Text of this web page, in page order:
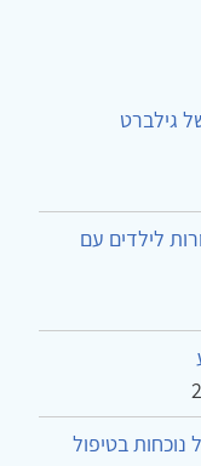
גילברט
לילדים עם
בטיפול